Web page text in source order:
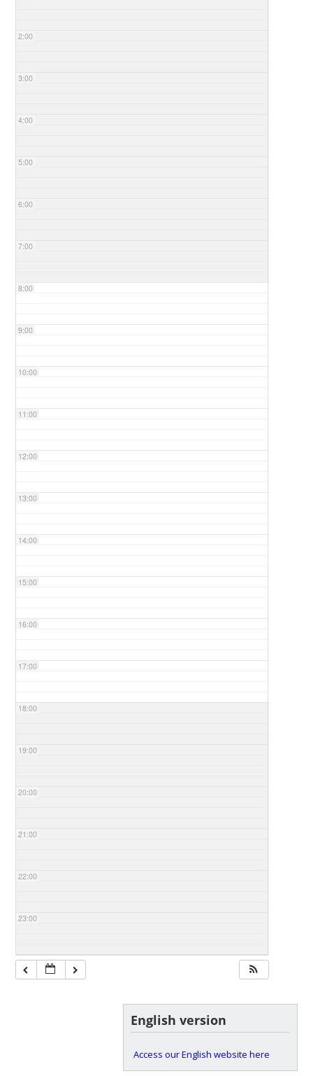
2:00
3:00
4:00
5:00
6:00
7:00
8:00
9:00
10:00
11:00
12:00
13:00
14:00
15:00
16:00
17:00
18:00
19:00
20:00
21:00
22:00
23:00
English version
Access our English website here